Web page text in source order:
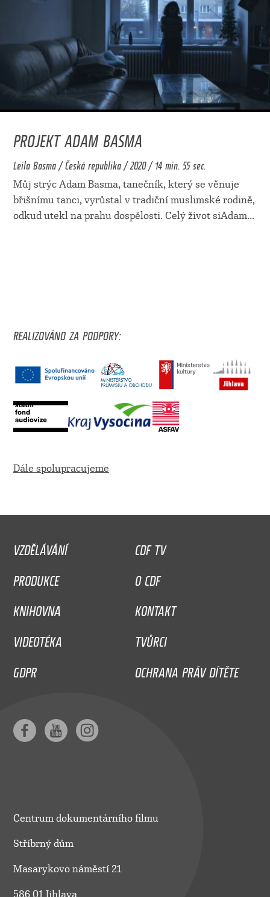
PROJEKT ADAM BASMA
Leila Basma / Česká republika / 2020 / 14 min. 55 sec.
Můj strýc Adam Basma, tanečník, který se věnuje
břišnímu tanci, vyrůstal v tradiční muslimské rodině,
odkud utekl na prahu dospělosti. Celý život siAdam...
REALIZOVÁNO ZA PODPORY:
Dále spolupracujeme
VZDĚLÁVÁNÍ
CDF TV
PRODUKCE
O CDF
KNIHOVNA
KONTAKT
VIDEOTÉKA
TVŮRCI
GDPR
OCHRANA PRÁV DÍTĚTE
Centrum dokumentárního filmu
Stříbrný dům
Masarykovo náměstí 21
586 01 Jihlava